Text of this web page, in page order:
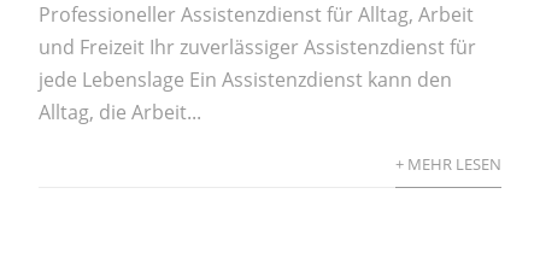
Professioneller Assistenzdienst für Alltag, Arbeit
und Freizeit Ihr zuverlässiger Assistenzdienst für
jede Lebenslage Ein Assistenzdienst kann den
Alltag, die Arbeit...
+ MEHR LESEN